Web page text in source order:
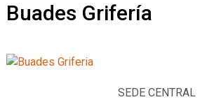
Buades Grifería
SEDE CENTRAL